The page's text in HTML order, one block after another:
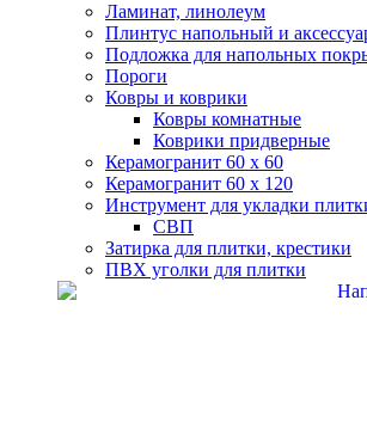
Ламинат, линолеум
Плинтус напольный и
Подложка для напольных
Пороги
Ковры и коврики
Ковры комнатные
Коврики придверные
Керамогранит 60 х 60
Керамогранит 60 х 120
Инструмент для укладки
СВП
Затирка для плитки, крестики
ПВХ уголки для плитки